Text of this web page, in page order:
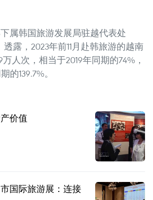
属韩国旅游发展局驻越代表处
透露，2023年前11月赴韩旅游的越南
人次，相当于2019年同期的74%，
的139.7%。
价值
国际旅游展：连接